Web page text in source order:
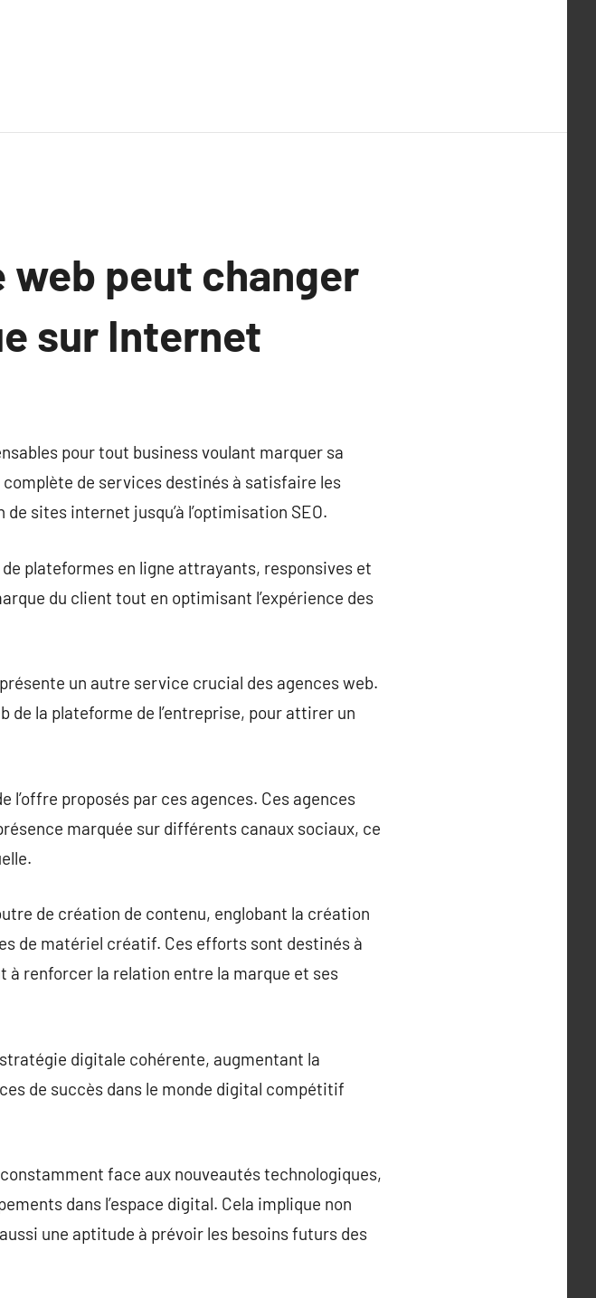
web peut changer
sur Internet
pour tout business voulant marquer sa
de services destinés à satisfaire les
sites internet jusqu’à l’optimisation SEO.
plateformes en ligne attrayants, responsives et
du client tout en optimisant l’expérience des
un autre service crucial des agences web.
la plateforme de l’entreprise, pour attirer un
l’offre proposés par ces agences. Ces agences
marquée sur différents canaux sociaux, ce
de création de contenu, englobant la création
de matériel créatif. Ces efforts sont destinés à
à renforcer la relation entre la marque et ses
digitale cohérente, augmentant la
de succès dans le monde digital compétitif
face aux nouveautés technologiques,
dans l’espace digital. Cela implique non
une aptitude à prévoir les besoins futurs des